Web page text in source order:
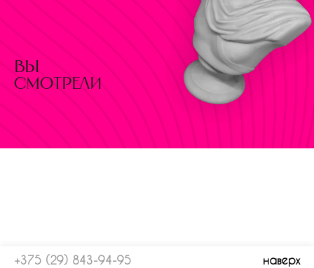
вы
смотрели
+375 (29) 843-94-95 наверх